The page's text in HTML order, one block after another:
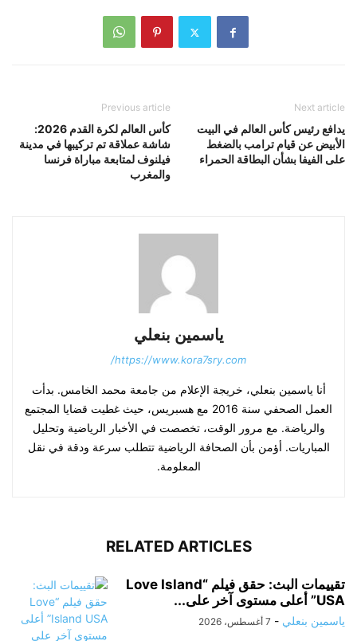
Previous article
كأس العالم لكرة القدم 2026:
شاشة عملاقة تم تركيبها في مدينة
فيلنوف لمتابعة مباراة فرنسا
والمغرب
Next article
يدافع رئيس كأس العالم في البيت
الأبيض عن قيام ترامب بالضغط
على الفيفا بشأن البطاقة الحمراء
ياسمين بنعلي
https://www.kora7sry.com/
أنا ياسمين بنعلي، خريجة الإعلام من جامعة محمد الخامس. بدأت
العمل الصحفي سنة 2016 مع هسبريس، حيث غطيت قضايا المجتمع
والرياضة. مع مرور الوقت، تخصصت في الأخبار الرياضية وتحليل
المباريات. أؤمن بأن الصحافة الرياضية تتطلب سرعة ودقة في نقل
المعلومة.
RELATED ARTICLES
تقييمات البث: حقق فيلم “Love Island
USA” أعلى مستوى آخر على...
ياسمين بنعلي - 7 أغسطس، 2026